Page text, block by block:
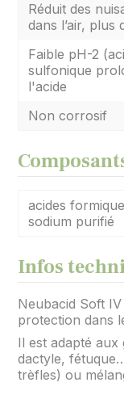
Réduit des
dans l’air, plus
Faible pH-2
sulfonique
l'acide
Non corrosif
acides
sodium purifié
Infos
Neubacid Soft
protection dans
Il est adapté aux
dactyle,
trèfles) ou